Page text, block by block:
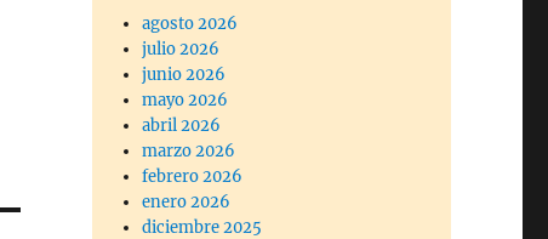
agosto 2026
julio 2026
junio 2026
mayo 2026
abril 2026
marzo 2026
febrero 2026
enero 2026
diciembre 2025